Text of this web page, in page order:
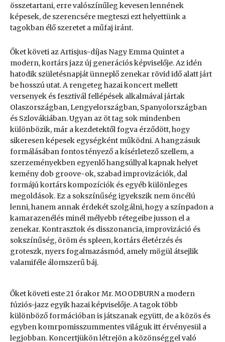
összetartani, erre valószínűleg kevesen lennének
képesek, de szerencsére megteszi ezt helyettünk a
tagokban élő szeretet a műfaj iránt.
Őket követi az Artisjus-díjas Nagy Emma Quintet a
modern, kortárs jazz új generációs képviselője. Az idén
hatodik születésnapját ünneplő zenekar rövid idő alatt járt
be hosszú utat. A rengeteg hazai koncert mellett
versenyek és fesztivál fellépések alkalmával jártak
Olaszországban, Lengyelországban, Spanyolországban
és Szlovákiában. Ugyan az öt tag sok mindenben
különbözik, már a kezdetektől fogva érződött, hogy
sikeresen képesek egységként működni. A hangzásuk
formálásában fontos tényező a kísérletező szellem, a
szerzeményekben egyenlő hangsúllyal kapnak helyet
kemény dob groove-ok, szabad improvizációk, dal
formájú kortárs kompozíciók és egyéb különleges
megoldások. Ez a sokszínűség igyekszik nem öncélú
lenni, hanem annak érdekét szolgálni, hogy a színpadon a
kamarazenélés minél mélyebb rétegeibe jusson el a
zenekar. Kontrasztok és disszonancia, improvizáció és
sokszínűség, öröm és spleen, kortárs életérzés és
groteszk, nyers fogalmazásmód, amely mögül átsejlik
valamiféle álomszerű báj.
Őket követi este 21 órakor Mr. MOODBURN a modern
fúziós-jazz egyik hazai képviselője. A tagok több
különböző formációban is játszanak együtt, de a közös és
egyben komrpomisszummentes világuk itt érvényesül a
legjobban. Koncertjükön létrejön a közönséggel való